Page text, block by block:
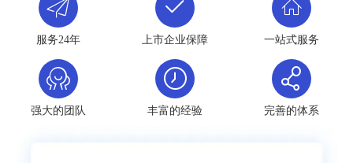
服务24年 上市企业保障 一站式服务
强大的团队 丰富的经验 完善的体系